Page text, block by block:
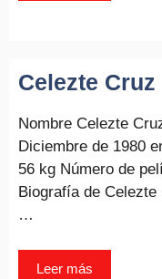
Celezte Cruz
Nombre Celezte
Diciembre de 1980
56 kg Número de
Biografía de
…
Leer más